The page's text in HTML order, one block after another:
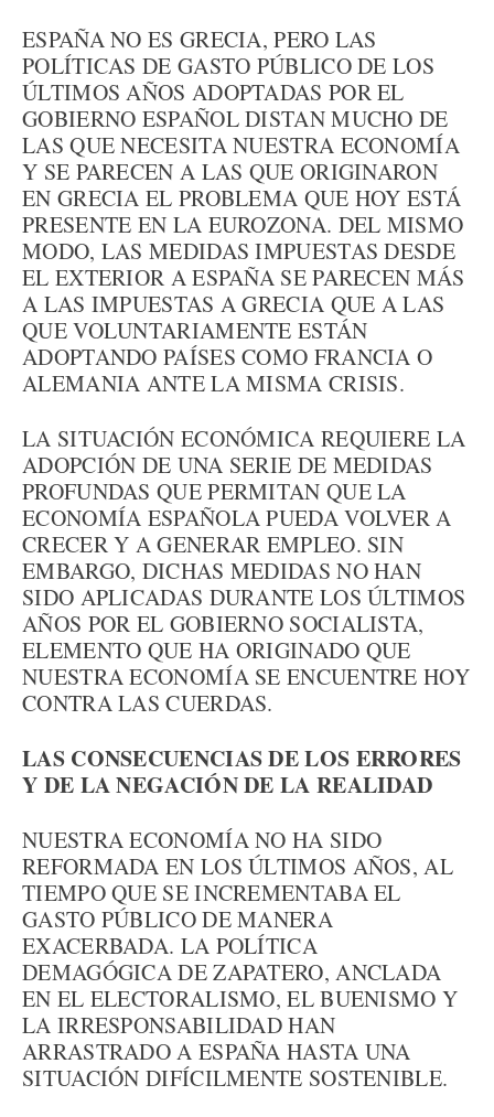
ESPAÑA NO ES GRECIA, PERO LAS
POLÍTICAS DE GASTO PÚBLICO DE LOS
ÚLTIMOS AÑOS ADOPTADAS POR EL
GOBIERNO ESPAÑOL DISTAN MUCHO DE
LAS QUE NECESITA NUESTRA ECONOMÍA
Y SE PARECEN A LAS QUE ORIGINARON
EN GRECIA EL PROBLEMA QUE HOY ESTÁ
PRESENTE EN LA EUROZONA. DEL MISMO
MODO, LAS MEDIDAS IMPUESTAS DESDE
EL EXTERIOR A ESPAÑA SE PARECEN MÁS
A LAS IMPUESTAS A GRECIA QUE A LAS
QUE VOLUNTARIAMENTE ESTÁN
ADOPTANDO PAÍSES COMO FRANCIA O
ALEMANIA ANTE LA MISMA CRISIS.
LA SITUACIÓN ECONÓMICA REQUIERE LA
ADOPCIÓN DE UNA SERIE DE MEDIDAS
PROFUNDAS QUE PERMITAN QUE LA
ECONOMÍA ESPAÑOLA PUEDA VOLVER A
CRECER Y A GENERAR EMPLEO. SIN
EMBARGO, DICHAS MEDIDAS NO HAN
SIDO APLICADAS DURANTE LOS ÚLTIMOS
AÑOS POR EL GOBIERNO SOCIALISTA,
ELEMENTO QUE HA ORIGINADO QUE
NUESTRA ECONOMÍA SE ENCUENTRE HOY
CONTRA LAS CUERDAS.
LAS CONSECUENCIAS DE LOS ERRORES
Y DE LA NEGACIÓN DE LA REALIDAD
NUESTRA ECONOMÍA NO HA SIDO
REFORMADA EN LOS ÚLTIMOS AÑOS, AL
TIEMPO QUE SE INCREMENTABA EL
GASTO PÚBLICO DE MANERA
EXACERBADA. LA POLÍTICA
DEMAGÓGICA DE ZAPATERO, ANCLADA
EN EL ELECTORALISMO, EL BUENISMO Y
LA IRRESPONSABILIDAD HAN
ARRASTRADO A ESPAÑA HASTA UNA
SITUACIÓN DIFÍCILMENTE SOSTENIBLE.